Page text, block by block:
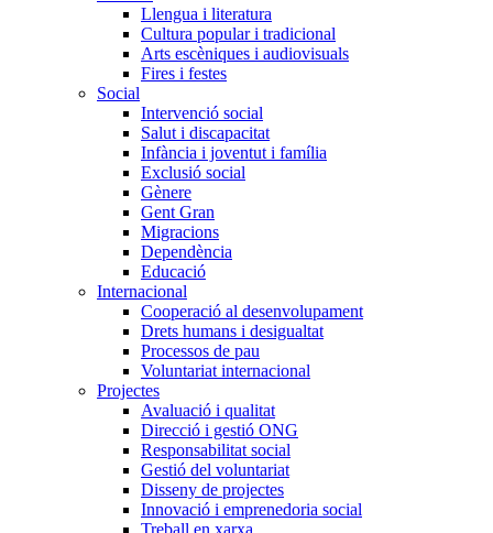
Llengua i literatura
Cultura popular i tradicional
Arts escèniques i audiovisuals
Fires i festes
Social
Intervenció social
Salut i discapacitat
Infància i joventut i família
Exclusió social
Gènere
Gent Gran
Migracions
Dependència
Educació
Internacional
Cooperació al desenvolupament
Drets humans i desigualtat
Processos de pau
Voluntariat internacional
Projectes
Avaluació i qualitat
Direcció i gestió ONG
Responsabilitat social
Gestió del voluntariat
Disseny de projectes
Innovació i emprenedoria social